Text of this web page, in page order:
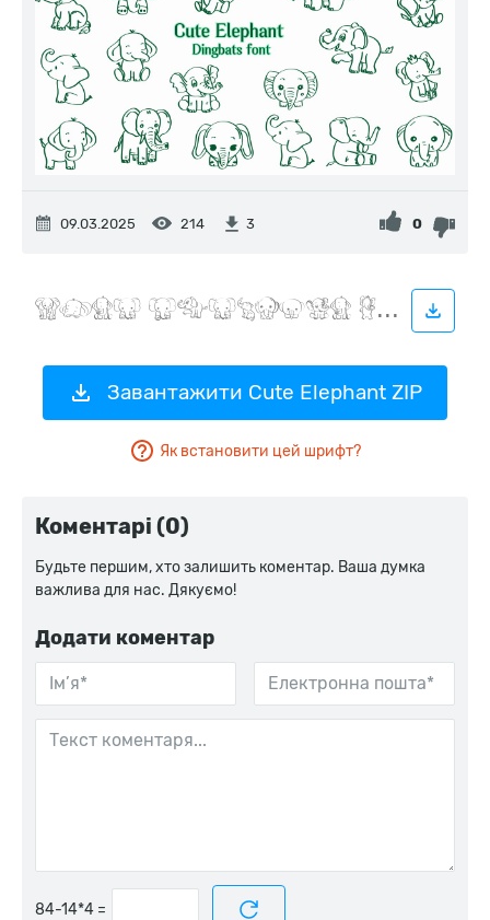
09.03.2025 214 3 0
Завантажити Cute Elephant ZIP
Як встановити цей шрифт?
Коментарі (0)
Будьте першим, хто залишить коментар. Ваша думка
важлива для нас. Дякуємо!
Додати коментар
=